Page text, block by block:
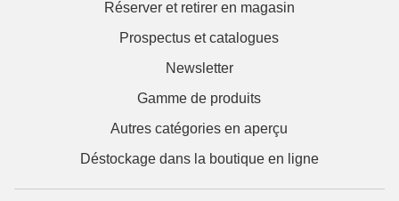
Réserver et retirer en magasin
Prospectus et catalogues
Newsletter
Gamme de produits
Autres catégories en aperçu
Déstockage dans la boutique en ligne